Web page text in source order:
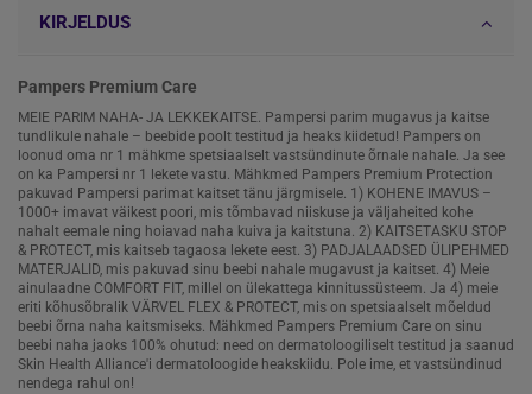
KIRJELDUS
Pampers Premium Care
MEIE PARIM NAHA- JA LEKKEKAITSE. Pampersi parim mugavus ja kaitse
tundlikule nahale – beebide poolt testitud ja heaks kiidetud! Pampers on
loonud oma nr 1 mähkme spetsiaalselt vastsündinute õrnale nahale. Ja see
on ka Pampersi nr 1 lekete vastu. Mähkmed Pampers Premium Protection
pakuvad Pampersi parimat kaitset tänu järgmisele. 1) KOHENE IMAVUS –
1000+ imavat väikest poori, mis tõmbavad niiskuse ja väljaheited kohe
nahalt eemale ning hoiavad naha kuiva ja kaitstuna. 2) KAITSETASKU STOP
& PROTECT, mis kaitseb tagaosa lekete eest. 3) PADJALAADSED ÜLIPEHMED
MATERJALID, mis pakuvad sinu beebi nahale mugavust ja kaitset. 4) Meie
ainulaadne COMFORT FIT, millel on ülekattega kinnitussüsteem. Ja 4) meie
eriti kõhusõbralik VÄRVEL FLEX & PROTECT, mis on spetsiaalselt mõeldud
beebi õrna naha kaitsmiseks. Mähkmed Pampers Premium Care on sinu
beebi naha jaoks 100% ohutud: need on dermatoloogiliselt testitud ja saanud
Skin Health Alliance'i dermatoloogide heakskiidu. Pole ime, et vastsündinud
nendega rahul on!